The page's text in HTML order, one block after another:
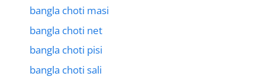
bangla choti masi
bangla choti net
bangla choti pisi
bangla choti sali